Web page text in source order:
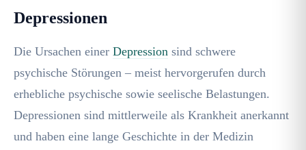
Depressionen
Die Ursachen einer Depression sind schwere
psychische Störungen – meist hervorgerufen durch
erhebliche psychische sowie seelische Belastungen.
Depressionen sind mittlerweile als Krankheit anerkannt
und haben eine lange Geschichte in der Medizin